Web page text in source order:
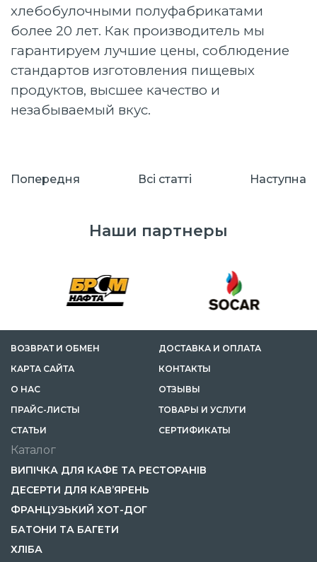
хлебобулочными полуфабрикатами
более 20 лет. Как производитель мы
гарантируем лучшие цены, соблюдение
стандартов изготовления пищевых
продуктов, высшее качество и
незабываемый вкус.
Попередня Всі cтатті Наступна
Наши партнеры
ВОЗВРАТ И ОБМЕН
ДОСТАВКА И ОПЛАТА
КАРТА САЙТА
КОНТАКТЫ
О НАС
ОТЗЫВЫ
ПРАЙС-ЛИСТЫ
ТОВАРЫ И УСЛУГИ
CТАТЬИ
СЕРТИФИКАТЫ
Каталог
ВИПІЧКА ДЛЯ КАФЕ ТА РЕСТОРАНІВ
ДЕСЕРТИ ДЛЯ КАВ’ЯРЕНЬ
ФРАНЦУЗЬКИЙ ХОТ-ДОГ
БАТОНИ ТА БАГЕТИ
ХЛІБА